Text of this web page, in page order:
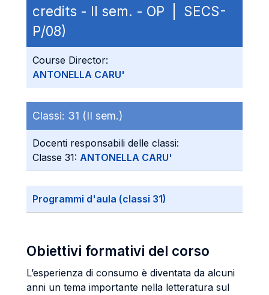
credits - II sem. - OP | SECS-
P/08)
Course Director:
ANTONELLA CARU'
Classi: 31 (II sem.)
Docenti responsabili delle classi:
Classe 31: ANTONELLA CARU'
Programmi d'aula (classi 31)
Obiettivi formativi del corso
L’esperienza di consumo è diventata da alcuni
anni un tema importante nella letteratura sul